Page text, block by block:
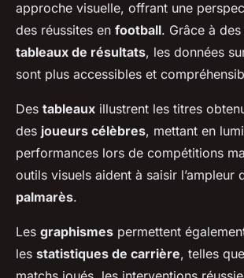
approche visuelle, offrant une
des réussites en football. Grâce à des
tableaux de résultats, les données
sont plus accessibles et
Des tableaux illustrent les titres
des joueurs célèbres, mettant en
performances lors de compétitions
outils visuels aident à saisir l’ampleur
palmarès.
Les graphismes permettent
les statistiques de carrière, telles